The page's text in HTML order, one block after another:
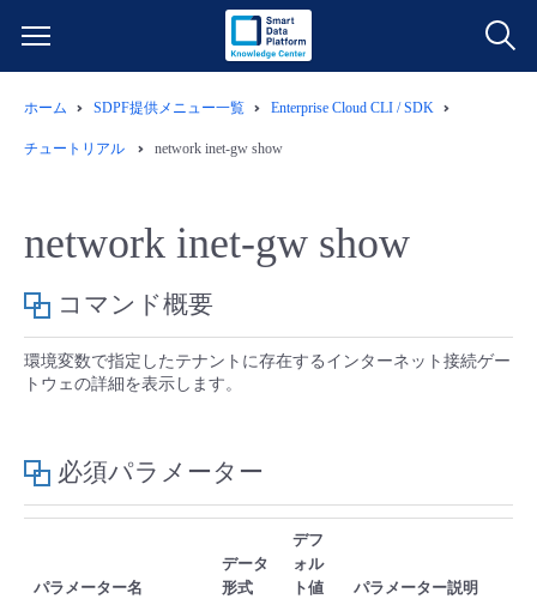
サービス一覧
クラウド/サーバー
ネットワーク
IoT
モニタリング/監査
管理機能
データ利活用
クラウド/サーバー
ネットワーク
IoT
サポート
料金情報
料金シミュレーター
データ利活用
クラウド/サーバー
IoT
■ 管理機能
- 管理機能
ユースケース
- バックアップ
- データと分析
故障/メンテナンス情報
故障/メンテナンス履歴
パートナー
ホーム SDPF提供メニュー一覧 Enterprise Cloud CLI / SDK
チュートリアル network inet-gw show
network inet-gw show
コマンド概要
環境変数で指定したテナントに存在するインターネット接続ゲー
トウェの詳細を表示します。
必須パラメーター
パラメーター名
データ
形式
デフ
ォル
ト値
パラメーター説明